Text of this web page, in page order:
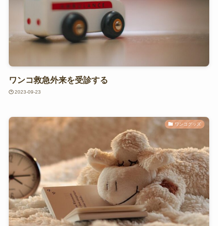
ワンコ救急外来を受診する
2023-09-23
ワンコグッズ